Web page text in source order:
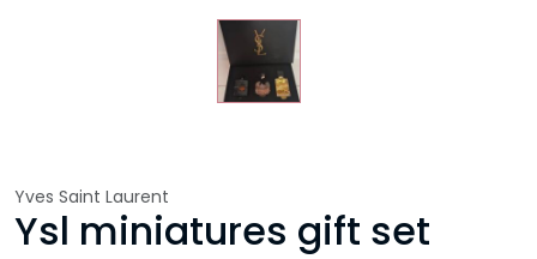
Yves Saint Laurent
Ysl miniatures gift set